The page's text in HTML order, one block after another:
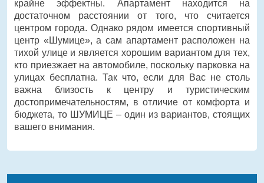
крайне эффектны. Апартамент находится на
достаточном расстоянии от того, что считается
центром города. Однако рядом имеется спортивный
центр «Шумице», а сам апартамент расположен на
тихой улице и является хорошим вариантом для тех,
кто приезжает на автомобиле, поскольку парковка на
улицах бесплатна. Так что, если для Вас не столь
важна близость к центру и туристическим
достопримечательностям, в отличие от комфорта и
бюджета, то ШУМИЦЕ – один из вариантов, стоящих
вашего внимания.